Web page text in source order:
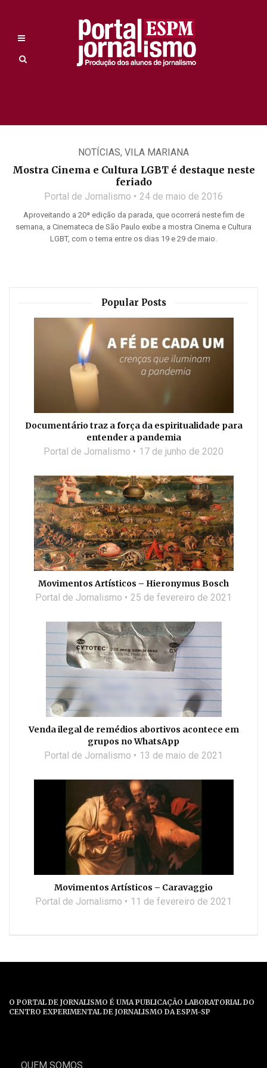
NOTÍCIAS, VILA MARIANA
Mostra Cinema e Cultura LGBT é destaque neste
feriado
Portal de Jornalismo 24 de maio de 2016
Aproveitando a 20ª edição da parada, que ocorrerá neste fim de
semana, a Cinemateca de São Paulo exibe a mostra Cinema e Cultura
LGBT, com o tema entre os dias 19 e 29 de maio.
Popular Posts
Documentário traz a força da espiritualidade para
entender a pandemia
Portal de Jornalismo 17 de junho de 2020
Movimentos Artísticos – Hieronymus Bosch
Portal de Jornalismo 25 de fevereiro de 2021
Venda ilegal de remédios abortivos acontece em
grupos no WhatsApp
Portal de Jornalismo 13 de maio de 2021
Movimentos Artísticos – Caravaggio
Portal de Jornalismo 11 de fevereiro de 2021
O PORTAL DE JORNALISMO É UMA PUBLICAÇÃO LABORATORIAL DO
CENTRO EXPERIMENTAL DE JORNALISMO DA ESPM-SP
QUEM SOMOS